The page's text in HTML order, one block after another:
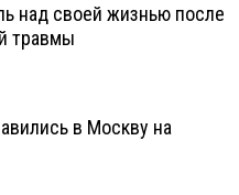
над своей жизнью после
травмы
в Москву на